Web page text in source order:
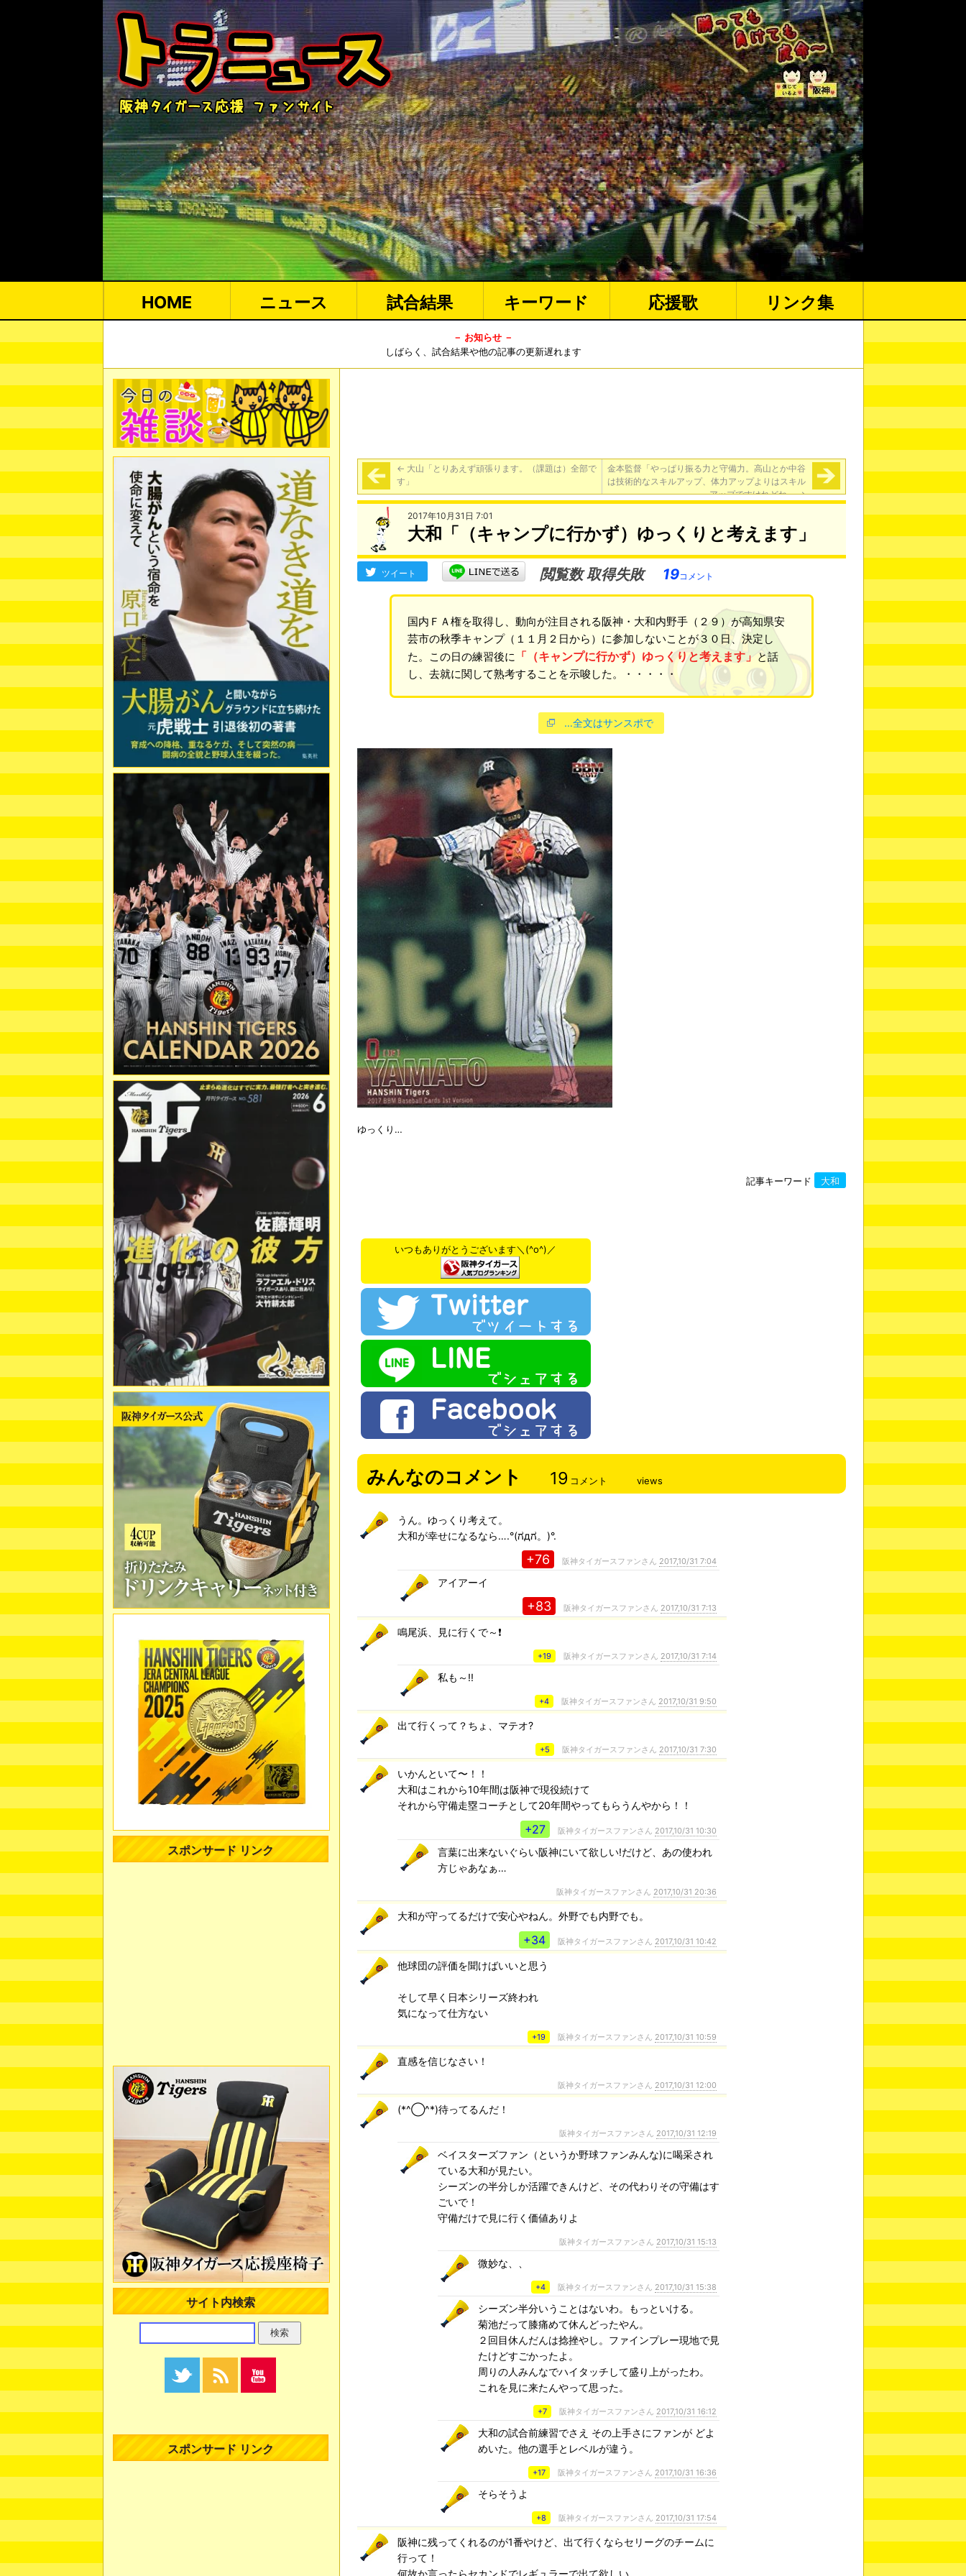
HOME ニュース 試合結果 キーワード 応援歌 リンク集
－ お知らせ －
しばらく、試合結果や他の記事の更新遅れます
← 大山「とりあえず頑張ります。（課題は）全部で
す」
金本監督「やっぱり振る力と守備力。高山とか中谷
は技術的なスキルアップ、体力アップよりはスキル
アップですけれどね」→
2017年10月31日 7:01
大和「（キャンプに行かず）ゆっくりと考えます」
ツイート 閲覧数 取得失敗 19コメント
国内ＦＡ権を取得し、動向が注目される阪神・大和内野手（２９）が高知県安
芸市の秋季キャンプ（１１月２日から）に参加しないことが３０日、決定し
た。この日の練習後に 「（キャンプに行かず）ゆっくりと考えます」と話
し、去就に関して熟考することを示唆した。・・・・・
…全文はサンスポで
ゆっくり…
記事キーワード 大和
いつもありがとうございます＼(^o^)／
みんなのコメント 19 コメント views
うん。ゆっくり考えて。
大和が幸せになるなら….°(ಗдಗ。)°.
+76 阪神タイガースファンさん 2017,10/31 7:04
アイアーイ
+83 阪神タイガースファンさん 2017,10/31 7:13
鳴尾浜、見に行くで～❗
+19 阪神タイガースファンさん 2017,10/31 7:14
私も～!!
+4 阪神タイガースファンさん 2017,10/31 9:50
出て行くって？ちょ、マテオ?
+5 阪神タイガースファンさん 2017,10/31 7:30
いかんといて〜！！
大和はこれから10年間は阪神で現役続けて
それから守備走塁コーチとして20年間やってもらうんやから！！
+27 阪神タイガースファンさん 2017,10/31 10:30
言葉に出来ないぐらい阪神にいて欲しい!だけど、あの使われ
方じゃあなぁ…
阪神タイガースファンさん 2017,10/31 20:36
大和が守ってるだけで安心やねん。外野でも内野でも。
+34 阪神タイガースファンさん 2017,10/31 10:42
他球団の評価を聞けばいいと思う
そして早く日本シリーズ終われ
気になって仕方ない
+19 阪神タイガースファンさん 2017,10/31 10:59
直感を信じなさい！
阪神タイガースファンさん 2017,10/31 12:00
(*^◯^*)待ってるんだ！
阪神タイガースファンさん 2017,10/31 12:19
ベイスターズファン（というか野球ファンみんな)に喝采され
ている大和が見たい。
シーズンの半分しか活躍できんけど、その代わりその守備はす
ごいで！
守備だけで見に行く価値ありよ
阪神タイガースファンさん 2017,10/31 15:13
微妙な、、
+4 阪神タイガースファンさん 2017,10/31 15:38
シーズン半分いうことはないわ。もっといける。
菊池だって膝痛めて休んどったやん。
２回目休んだんは捻挫やし。ファインプレー現地で見
たけどすごかったよ。
周りの人みんなでハイタッチして盛り上がったわ。
これを見に来たんやって思った。
+7 阪神タイガースファンさん 2017,10/31 16:12
大和の試合前練習でさえ その上手さにファンが どよ
めいた。他の選手とレベルが違う。
+17 阪神タイガースファンさん 2017,10/31 16:36
そらそうよ
+8 阪神タイガースファンさん 2017,10/31 17:54
阪神に残ってくれるのが1番やけど、出て行くならセリーグのチームに
行って！
何故か言ったらセカンドでレギュラーで出て欲しい。
スポンサード リンク
サイト内検索
スポンサード リンク